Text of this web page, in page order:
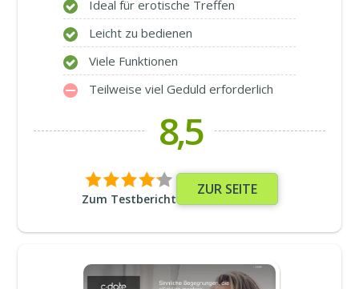
Ideal für erotische Treffen
Leicht zu bedienen
Viele Funktionen
Teilweise viel Geduld erforderlich
8,5
Zum Testbericht
ZUR SEITE